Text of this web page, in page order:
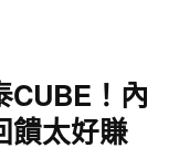
CUBE！內
饋太好賺